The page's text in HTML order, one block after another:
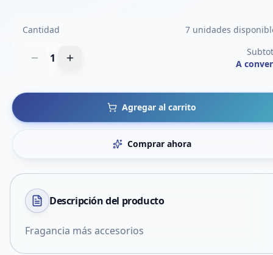
Cantidad 7 unidades
1
A
Agregar al carrito
Comprar ahora
Descripción del producto
Fragancia más accesorios